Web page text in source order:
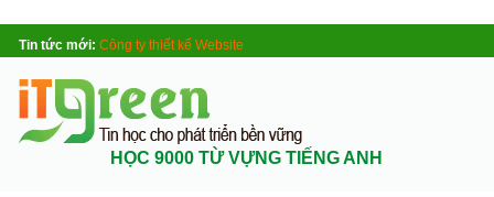
Tin tức mới: Công ty thiết kế Website
HỌC 9000 TỪ VỰNG TIẾNG ANH